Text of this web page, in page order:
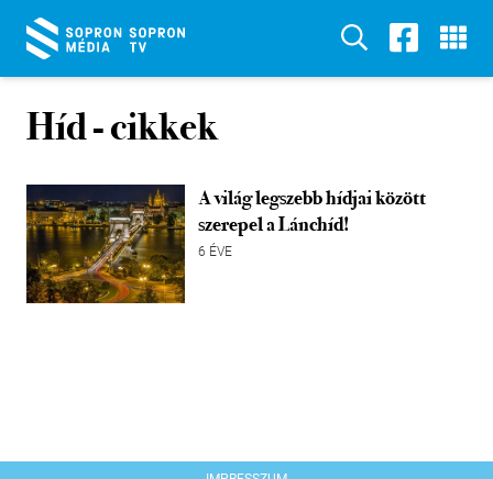
Híd- cikkek
A világ legszebb hídjai között
szerepel a Lánchíd!
6 ÉVE